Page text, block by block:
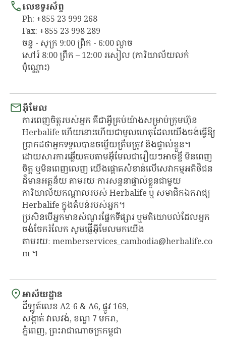
លេខទូរស័ព្ទ
Ph: +855 23 999 268
Fax: +855 23 998 289
ចន្ទ - សុក្រ 9:00​ ព្រឹក - 6:00 ល្ងាច
សៅរ៍ 8:00 ព្រឹក – 12:00 រសៀល (ការិយាល័យលក់
ប៉ុណ្ណោះ)
អ៊ីមែល
ការពេញចិត្តរបស់អ្នក គឺជាអ្វីគ្រប់យ៉ាងសម្រាប់ក្រុមហ៊ុន
Herbalife ហើយនោះហើយជាមូលហេតុដែលយើងចង់ធ្វើឱ្យ
ប្រាកដថាអ្នកទទួលបានចម្លើយត្រឹមត្រូវ និងផ្ទាល់ខ្លួន។
ដោយសារការឆ្លើយតបតាមអ៊ីមែលជារឿយៗអាចខ្លី មិនពេញ
ចិត្ត ឬមិនពេញលេញ យើងផ្តោតសំខាន់លើសេវាកម្មអតិថិជន
ដ៏មានអត្ថន័យ តាមរយៈការសន្ទនាផ្ទាល់ខ្លួនជាមួយ
ការិយាល័យកណ្តាលរបស់ Herbalife ឬ សមាជិកឯករាជ្យ
Herbalife ក្នុងតំបន់របស់អ្នក។
ប្រសិនបើអ្នកមានសំណួរផ្នែកទីផ្សារ ឬមតិយោបល់ដែលអ្នក
ចង់ចែករំលែក សូមផ្ញើអ៊ីមែលមកយើង
តាមរយៈ memberservices_cambodia@herbalife.co
m ។
អាស័យដ្ឋាន
ដីឡូត៍លេខ A2-6 & A6, ផ្លូវ 169,
សង្កាត់ វាលវង់, ខណ្ឌ 7 មករា,
ភ្នំពេញ, ព្រះរាជាណាចក្រកម្ពុជា